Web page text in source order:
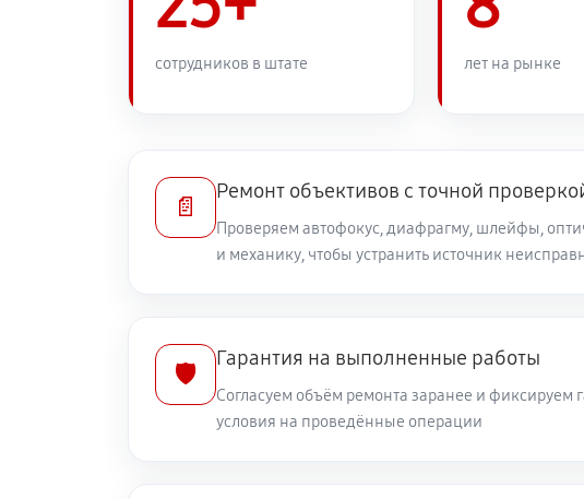
Устранение механических повреждений
Ремонт электроники объектива Canon EF
Ремонт шлейфа оптического стабилизатора
Ремонт механических узлов
сотрудников в штате лет на рынке
📄
Ремонт объективов с точной
Проверяем автофокус, диафрагму, шлейфы,
и механику, чтобы устранить источник
🛡️
Гарантия на выполненные работы
Согласуем объём ремонта заранее и фиксируем
условия на проведённые операции